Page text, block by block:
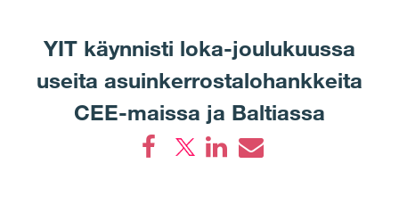
YIT käynnisti loka-joulukuussa
useita asuinkerrostalohankkeita
CEE-maissa ja Baltiassa